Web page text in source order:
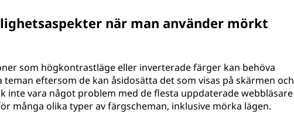
när man använder mörkt
som högkontrastläge eller inverterade färger kan behöva
eftersom de kan åsidosätta det som visas på skärmen och
inte vara något problem med de flesta uppdaterade webbläsare
många olika typer av färgscheman, inklusive mörka lägen.